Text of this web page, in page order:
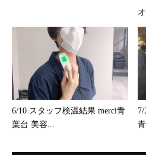
6/10 スタッフ検温結果 merci青
葉台 美容...